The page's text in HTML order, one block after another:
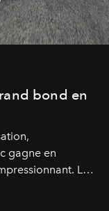
bond en
gagne en
Le
son SUV
le pari semble